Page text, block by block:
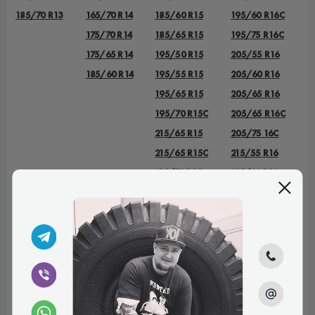
185/70 R13
165/70 R14
175/70 R14
175/65 R14
185/60 R14
185/60 R15
185/65 R15
195/50 R15
195/55 R15
195/65 R15
195/70 R15C
215/65 R15
215/65 R15C
215/70 R15
225/70 R15C
235/75 R15
195/60 R16C
195/75 R16C
205/55 R16
205/60 R16
205/65 R16
205/65 R16C
205/75 16C
215/55 R16
215/60 R16
215/70 R16
225/55 R16
225/70 R16
225/75 R16
225/75 R16С